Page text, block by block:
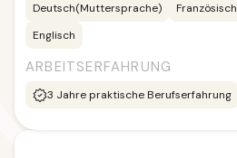
Deutsch(Muttersprache) Französisch
Englisch
ARBEITSERFAHRUNG
3 Jahre praktische Berufserfahrung